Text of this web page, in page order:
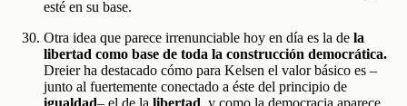
esté en su base.
Otra idea que parece irrenunciable hoy en día es la de la
libertad como base de toda la construcción democrática.
Dreier ha destacado cómo para Kelsen el valor básico es –
junto al fuertemente conectado a éste del principio de